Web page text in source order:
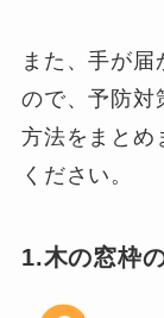
また、手が届
ので、予防対
方法をまとめ
ください。
1.木の窓枠